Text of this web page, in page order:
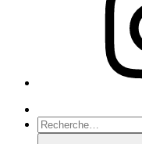
Recherche
pour